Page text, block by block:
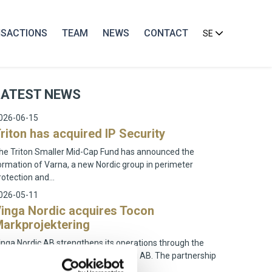
TEAM NEWS CONTACT SE
NEWS
06-15
has acquired IP Security
Triton Smaller Mid-Cap Fund has announced the
of Varna, a new Nordic group in perimeter
and…
05-11
Nordic acquires Tocon
Nordic AB strengthens its operations through the
of Tocon Markprojektering AB. The partnership